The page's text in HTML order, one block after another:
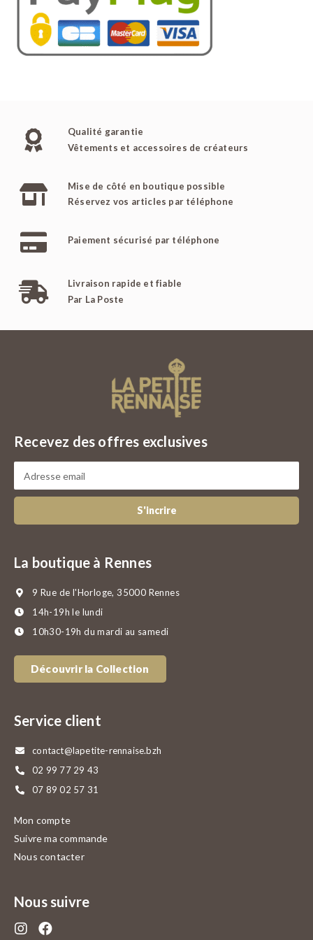
Qualité garantie
Vêtements et accessoires de créateurs
Mise de côté en boutique possible
Réservez vos articles par téléphone
Paiement sécurisé par téléphone
Livraison rapide et fiable
Par La Poste
Recevez des offres exclusives
S'incrire
La boutique à Rennes
9 Rue de l'Horloge, 35000 Rennes
14h-19h le lundi
10h30-19h du mardi au samedi
Découvrir la Collection
Service client
contact@lapetite-rennaise.bzh
02 99 77 29 43
07 89 02 57 31
Mon compte
Suivre ma commande
Nous contacter
Nous suivre